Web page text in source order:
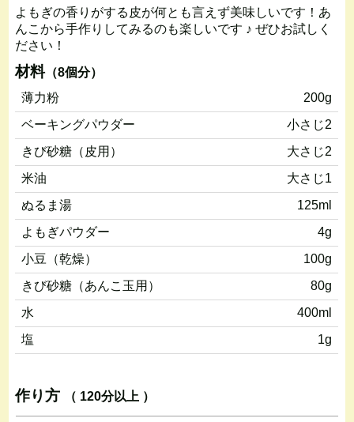
よもぎの香りがする皮が何とも言えず美味しいです！あ
んこから手作りしてみるのも楽しいです ♪ ぜひお試しく
ださい！
材料（8個分）
薄力粉
200g
ベーキングパウダー
小さじ2
きび砂糖（皮用）
大さじ2
米油
大さじ1
ぬるま湯
125ml
よもぎパウダー
4g
小豆（乾燥）
100g
きび砂糖（あんこ玉用）
80g
水
400ml
塩
1g
作り方 （ 120分以上 ）